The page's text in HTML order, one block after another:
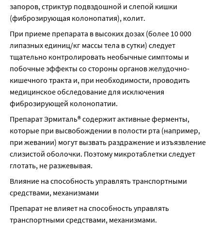
запоров, стриктур подвздошной и слепой кишки
(фиброзирующая колонопатия), колит.
При приеме препарата в высоких дозах (более 10 000
липазных единиц/кг массы тела в сутки) следует
тщательно контролировать необычные симптомы и
побочные эффекты со стороны органов желудочно-
кишечного тракта и, при необходимости, проводить
медицинское обследование для исключения
фиброзирующей колонопатии.
Препарат Эрмиталь® содержит активные ферменты,
которые при высвобождении в полости рта (например,
при жевании) могут вызвать раздражение и изъязвление
слизистой оболочки. Поэтому микротаблетки следует
глотать, не разжевывая.
Влияние на способность управлять транспортными
средствами, механизмами
Препарат не влияет на способность управлять
транспортными средствами, механизмами.